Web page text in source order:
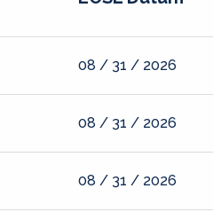
08 / 31 / 2026
08 / 31 / 2026
08 / 31 / 2026